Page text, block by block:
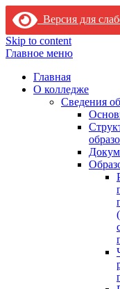
Версия для
Skip to content
Главное меню
Главная
О колледже
Сведения